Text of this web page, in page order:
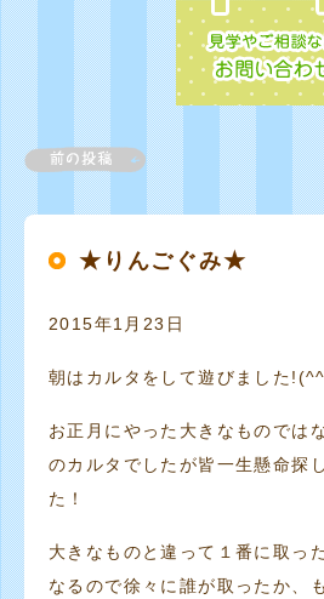
★りんごぐみ★
2015年1月23日
朝はカルタをして遊びました
お正月にやった大きなものでは
のカルタでしたが皆一生懸命探
た！
大きなものと違って１番に取っ
なるので徐々に誰が取ったか、